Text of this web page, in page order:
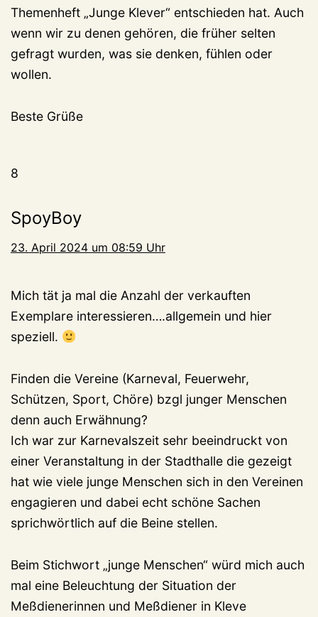
Themenheft „Junge Klever“ entschieden hat. Auch
wenn wir zu denen gehören, die früher selten
gefragt wurden, was sie denken, fühlen oder
wollen.
Beste Grüße
8
SpoyBoy
23. April 2024 um 08:59 Uhr
Mich tät ja mal die Anzahl der verkauften
Exemplare interessieren….allgemein und hier
speziell.
Finden die Vereine (Karneval, Feuerwehr,
Schützen, Sport, Chöre) bzgl junger Menschen
denn auch Erwähnung?
Ich war zur Karnevalszeit sehr beeindruckt von
einer Veranstaltung in der Stadthalle die gezeigt
hat wie viele junge Menschen sich in den Vereinen
engagieren und dabei echt schöne Sachen
sprichwörtlich auf die Beine stellen.
Beim Stichwort „junge Menschen“ würd mich auch
mal eine Beleuchtung der Situation der
Meßdienerinnen und Meßdiener in Kleve